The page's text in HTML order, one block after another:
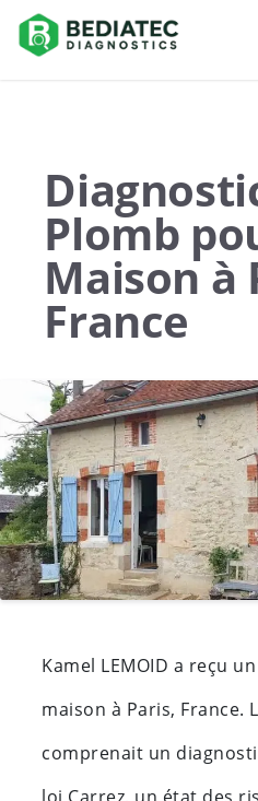
Plomb
Maison à
France
Kamel LEMOID a reçu
maison à Paris, France.
comprenait un